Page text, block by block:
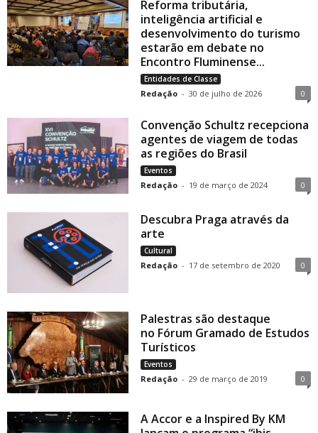
Reforma tributária,
inteligência artificial e
desenvolvimento do turismo
estarão em debate no
Encontro Fluminense...
Entidades de Classe
Redação - 30 de julho de 2026 0
Convenção Schultz recepciona
agentes de viagem de todas
as regiões do Brasil
Eventos
Redação - 19 de março de 2024 0
Descubra Praga através da
arte
Cultural
Redação - 17 de setembro de 2020 0
Palestras são destaque
no Fórum Gramado de Estudos
Turísticos
Eventos
Redação - 29 de março de 2019 0
A Accor e a Inspired By KM